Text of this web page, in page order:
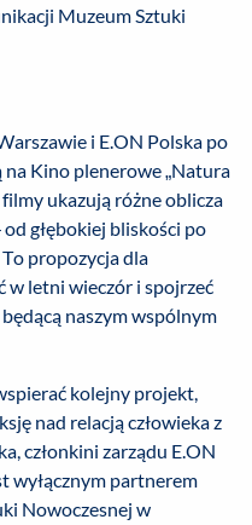
Muzeum Sztuki
i E.ON Polska po
Kino plenerowe „Natura
ukazują różne oblicza
głębokiej bliskości po
propozycja dla
w letni wieczór i spojrzeć
naszym wspólnym
kolejny projekt,
nad relacją człowieka z
członkini zarządu E.ON
wyłącznym partnerem
Nowoczesnej w